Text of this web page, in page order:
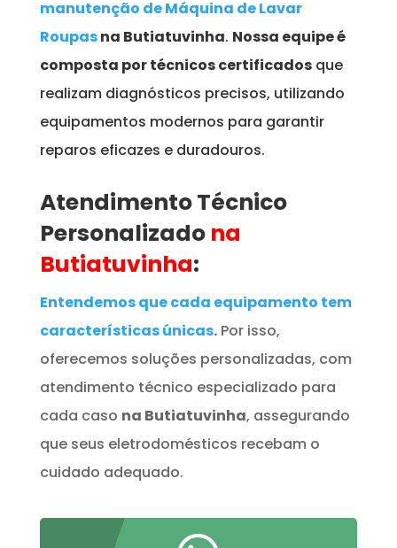
manutenção de Máquina de Lavar
Roupasna Butiatuvinha. Nossa equipe é
composta por técnicos certificadosque
realizam diagnósticos precisos, utilizando
equipamentos modernos para garantir
reparos eficazes e duradouros.
Atendimento Técnico
Personalizado na
Butiatuvinha:
Entendemos que cada equipamento tem
características únicas.Por isso,
oferecemos soluções personalizadas, com
atendimento técnico especializado para
cada caso na Butiatuvinha, assegurando
que seus eletrodomésticos recebam o
cuidado adequado.